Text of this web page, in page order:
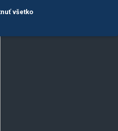
všetko